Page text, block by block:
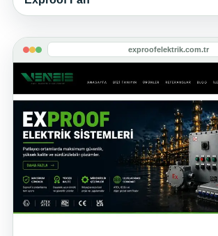
exproofelektrik.com.tr